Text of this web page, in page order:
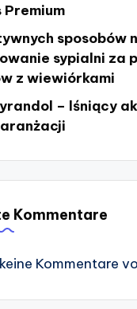
Premium
sposobów
sypialni za
z wiewiórkami
– lśniący
Kommentare
Kommentare